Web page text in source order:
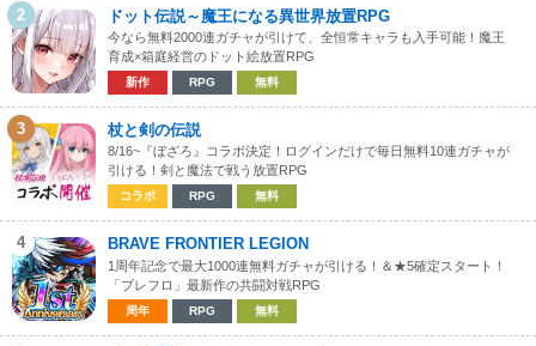
2 ドット伝説～魔王になる異世界放置RPG
今なら無料2000連ガチャが引けて、全恒常キャラも入手可能！魔王
育成×箱庭経営のドット絵放置RPG
新作 RPG 無料
3 杖と剣の伝説
8/16~『ぼざろ』コラボ決定！ログインだけで毎日無料10連ガチャが
引ける！剣と魔法で戦う放置RPG
コラボ RPG 無料
4 BRAVE FRONTIER LEGION
1周年記念で最大1000連無料ガチャが引ける！＆★5確定スタート！
「ブレフロ」最新作の共闘対戦RPG
周年 RPG 無料